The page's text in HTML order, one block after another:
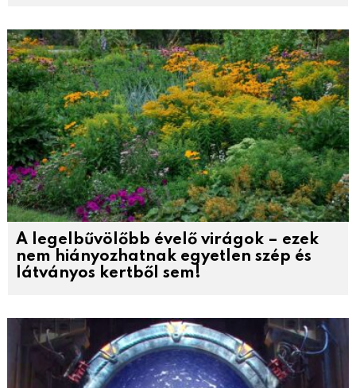
A legelbűvölőbb évelő virágok – ezek
nem hiányozhatnak egyetlen szép és
látványos kertből sem!